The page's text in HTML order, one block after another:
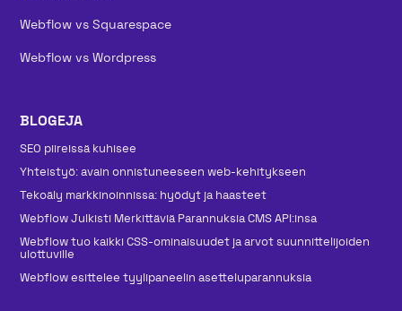
Webflow vs Squarespace
Webflow vs Wordpress
BLOGEJA
SEO piireissä kuhisee
Yhteistyö: avain onnistuneeseen web-kehitykseen
Tekoäly markkinoinnissa: hyödyt ja haasteet
Webflow Julkisti Merkittäviä Parannuksia CMS API:insa
Webflow tuo kaikki CSS-ominaisuudet ja arvot suunnittelijoiden
ulottuville
Webflow esittelee tyylipaneelin asetteluparannuksia